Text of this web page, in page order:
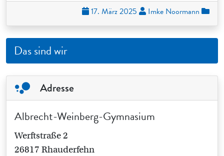
17. März 2025 Imke Noormann
Das sind wir
Adresse
Albrecht-Weinberg-Gymnasium
Werftstraße 2
26817 Rhauderfehn